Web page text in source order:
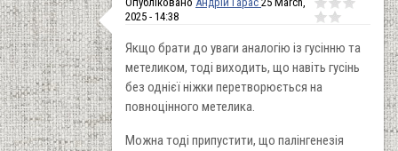
2025 - 14:38
Якщо брати до уваги аналогію із гусінню та
метеликом, тоді виходить, що навіть гусінь
без однієї ніжки перетворюється на
повноцінного метелика.
Можна тоді припустити, що палінгенезія